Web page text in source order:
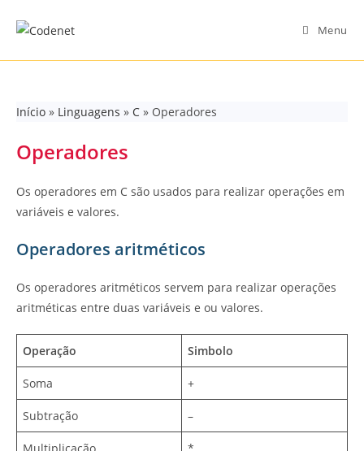
Menu
Início » Linguagens » C » Operadores
Operadores
Os operadores em C são usados para realizar operações em
variáveis e valores.
Operadores aritméticos
Os operadores aritméticos servem para realizar operações
aritméticas entre duas variáveis e ou valores.
Operação Simbolo
Soma +
Subtração –